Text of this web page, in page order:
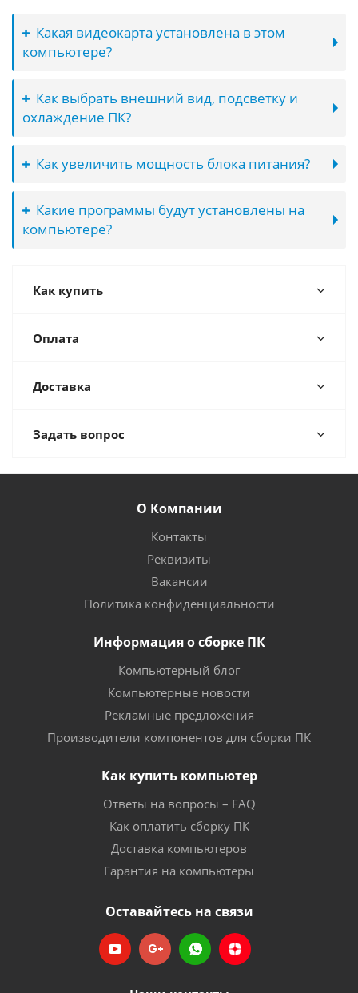
Какая видеокарта установлена в этом
компьютере?
Как выбрать внешний вид, подсветку и
охлаждение ПК?
Как увеличить мощность блока питания?
Какие программы будут установлены на
компьютере?
Как купить
Оплата
Доставка
Задать вопрос
О Компании
Контакты
Реквизиты
Вакансии
Политика конфиденциальности
Информация о сборке ПК
Компьютерный блог
Компьютерные новости
Рекламные предложения
Производители компонентов для сборки ПК
Как купить компьютер
Ответы на вопросы – FAQ
Как оплатить сборку ПК
Доставка компьютеров
Гарантия на компьютеры
Оставайтесь на связи